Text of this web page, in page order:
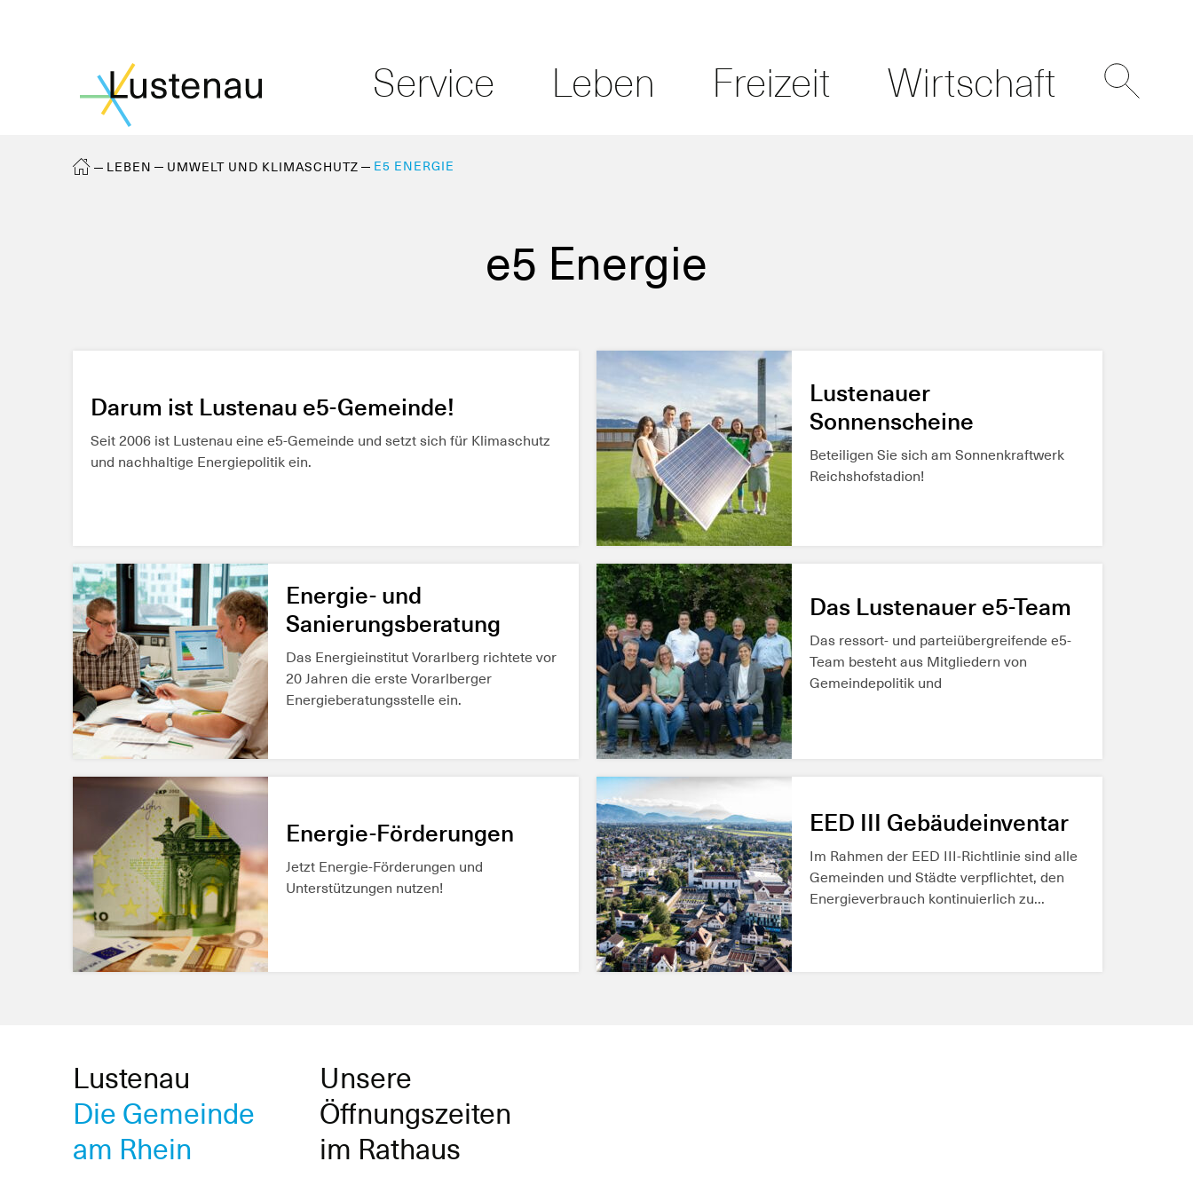
Service Leben Freizeit Wirtschaft
LEBEN UMWELT UND KLIMASCHUTZ E5 ENERGIE
e5 Energie
Darum ist Lustenau e5-Gemeinde!
Seit 2006 ist Lustenau eine e5-Gemeinde und setzt sich für Klimaschutz
und nachhaltige Energiepolitik ein.
MEHR ERFAHREN
Lustenauer
Sonnenscheine
Beteiligen Sie sich am Sonnenkraftwerk
Reichshofstadion!
MEHR ERFAHREN
Energie- und
Sanierungsberatung
Das Energieinstitut Vorarlberg richtete vor
20 Jahren die erste Vorarlberger
Energieberatungsstelle ein.
Das Lustenauer e5-Team
Das ressort- und parteiübergreifende e5-
Team besteht aus Mitgliedern von
Gemeindepolitik und
Energie-Förderungen
Jetzt Energie-Förderungen und
Unterstützungen nutzen!
EED III Gebäudeinventar
Im Rahmen der EED III-Richtlinie sind alle
Gemeinden und Städte verpflichtet, den
Energieverbrauch kontinuierlich zu...
Lustenau
Die Gemeinde
am Rhein
Unsere
Öffnungszeiten
im Rathaus